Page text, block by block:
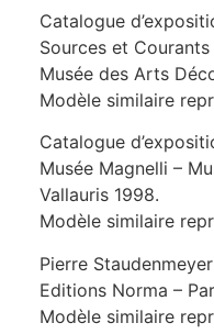
Catalogue
Sources et Courants
Musée des Arts
Modèle similaire
Catalogue
Musée Magnelli –
Vallauris 1998.
Modèle similaire
Pierre
Editions Norma –
Modèle similaire